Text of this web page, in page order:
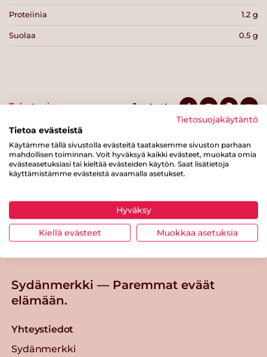
Proteiinia 1.2 g
Suolaa 0.5 g
Tulosta sivu Jaa tuote
Tästä merkistä tunnistat
Sydänmerkki-tuotteen
Sydänmerkki — Paremmat eväät
elämään.
Yhteystiedot
Sydänmerkki
Tietosuojakäytäntö
Tietoa evästeistä
Käytämme tällä sivustolla evästeitä taataksemme sivuston parhaan
mahdollisen toiminnan. Voit hyväksyä kaikki evästeet, muokata omia
evästeasetuksiasi tai kieltää evästeiden käytön. Saat lisätietoja
käyttämistämme evästeistä avaamalla asetukset.
Hyväksy
Kiellä evästeet Muokkaa asetuksia